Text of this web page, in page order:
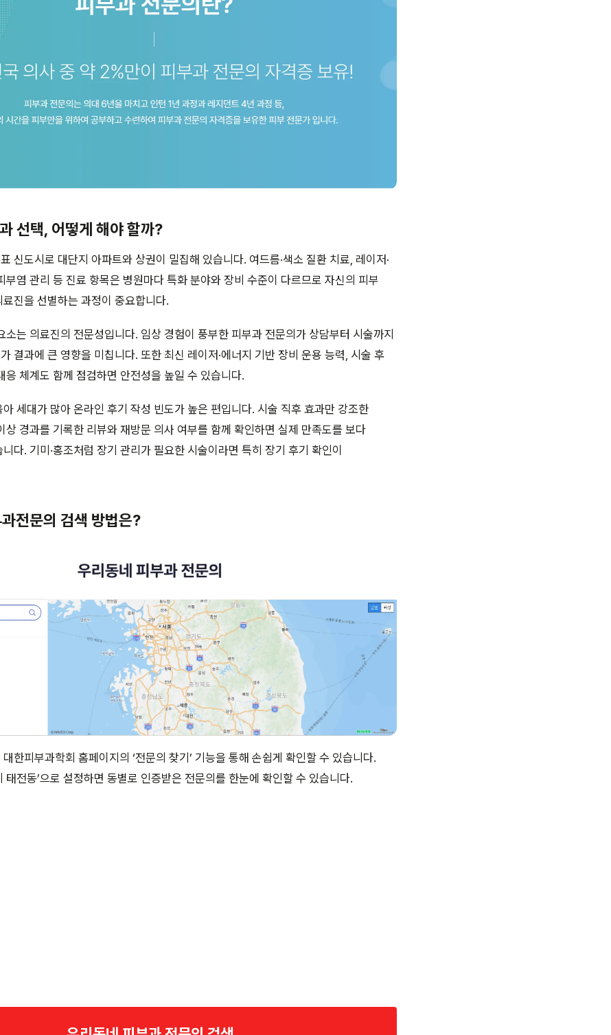
선택, 어떻게 해야 할까?
신도시로 대단지 아파트와 상권이 밀집해 있습니다. 여드름·색소 질환 치료, 레이저·
부염 관리 등 진료 항목은 병원마다 특화 분야와 장비 수준이 다르므로 자신의 피부
진을 선별하는 과정이 중요합니다.
소는 의료진의 전문성입니다. 임상 경험이 풍부한 피부과 전문의가 상담부터 시술까지
결과에 큰 영향을 미칩니다. 또한 최신 레이저·에너지 기반 장비 운용 능력, 시술 후
응 체계도 함께 점검하면 안전성을 높일 수 있습니다.
아 세대가 많아 온라인 후기 작성 빈도가 높은 편입니다. 시술 직후 효과만 강조한
상 경과를 기록한 리뷰와 재방문 의사 여부를 함께 확인하면 실제 만족도를 보다
다. 기미·홍조처럼 장기 관리가 필요한 시술이라면 특히 장기 후기 확인이
전문의 검색 방법은?
한피부과학회 홈페이지의 ‘전문의 찾기’ 기능을 통해 손쉽게 확인할 수 있습니다.
태전동’으로 설정하면 동별로 인증받은 전문의를 한눈에 확인할 수 있습니다.